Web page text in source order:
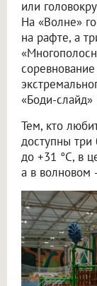
или
На «Волне»
на рафте, а
«Боди-слайд»
Тем, кто
доступны три
до +31 °C, в
а в волновом